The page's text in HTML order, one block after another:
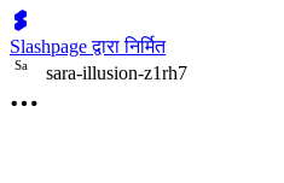
Slashpage द्वारा निर्मित
Sa sara-illusion-z1rh7